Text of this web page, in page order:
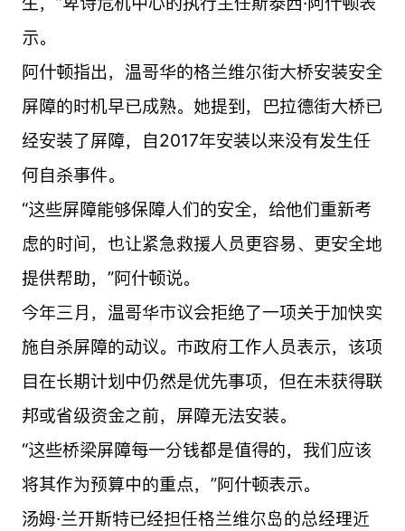
示。
阿什顿指出，温哥华的格兰维尔街大桥安装安全
屏障的时机早已成熟。她提到，巴拉德街大桥已
经安装了屏障，自2017年安装以来没有发生任
何自杀事件。
“这些屏障能够保障人们的安全，给他们重新考
虑的时间，也让紧急救援人员更容易、更安全地
提供帮助，”阿什顿说。
今年三月，温哥华市议会拒绝了一项关于加快实
施自杀屏障的动议。市政府工作人员表示，该项
目在长期计划中仍然是优先事项，但在未获得联
邦或省级资金之前，屏障无法安装。
“这些桥梁屏障每一分钱都是值得的，我们应该
将其作为预算中的重点，”阿什顿表示。
汤姆·兰开斯特已经担任格兰维尔岛的总经理近